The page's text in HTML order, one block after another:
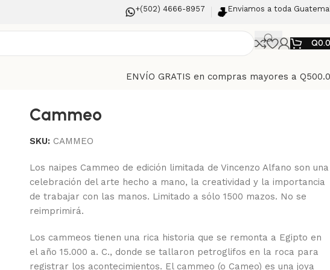
+(502) 4666-8957 Enviamos a toda
Q
ENVÍO GRATIS en compras mayores a
Cammeo
SKU: CAMMEO
Los naipes Cammeo de edición limitada de Vincenzo Alfano son una
celebración del arte hecho a mano, la creatividad y la importancia
de trabajar con las manos. Limitado a sólo 1500 mazos. No se
reimprimirá.
Los cammeos tienen una rica historia que se remonta a Egipto en
el año 15.000 a. C., donde se tallaron petroglifos en la roca para
registrar los acontecimientos. El cammeo (o Cameo) es una joya